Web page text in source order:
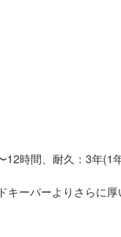
12時間、耐久：3年(1
キーパーよりさらに厚